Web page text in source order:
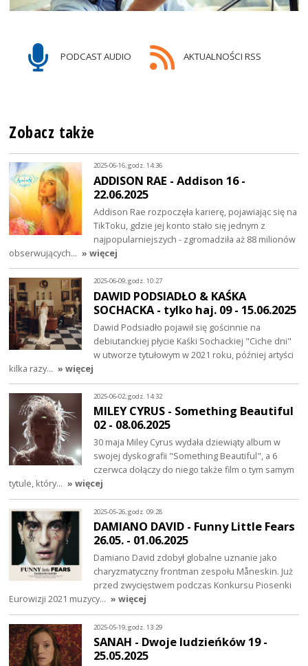
PODCAST AUDIO AKTUALNOŚCI RSS
Zobacz także
2025-06-16, godz. 14:36
ADDISON RAE - Addison 16 -
22.06.2025
Addison Rae rozpoczęła karierę, pojawiając się na
TikToku, gdzie jej konto stało się jednym z
najpopularniejszych - zgromadziła aż 88 milionów
obserwujących… » więcej
2025-06-09, godz. 10:27
DAWID PODSIADŁO & KAŚKA
SOCHACKA - tylko haj. 09 - 15.06.2025
Dawid Podsiadło pojawił się gościnnie na
debiutanckiej płycie Kaśki Sochackiej "Ciche dni"
w utworze tytułowym w 2021 roku, później artyści
kilka razy… » więcej
2025-06-02, godz. 14:32
MILEY CYRUS - Something Beautiful
02 - 08.06.2025
30 maja Miley Cyrus wydała dziewiąty album w
swojej dyskografii "Something Beautiful", a 6
czerwca dołączy do niego także film o tym samym
tytule, który… » więcej
2025-05-26, godz. 09:28
DAMIANO DAVID - Funny Little Fears
26.05. - 01.06.2025
Damiano David zdobył globalne uznanie jako
charyzmatyczny frontman zespołu Måneskin. Już
przed zwycięstwem podczas Konkursu Piosenki
Eurowizji 2021 muzycy… » więcej
2025-05-19, godz. 13:29
SANAH - Dwoje ludzieńków 19 -
25.05.2025